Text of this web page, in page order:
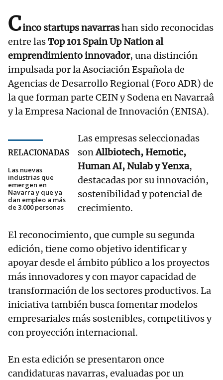
Cinco startups navarrashan sido reconocidas
entre lasTop 101 Spain Up Nation al
emprendimiento innovador, una distinción
impulsada por la Asociación Española de
Agencias de Desarrollo Regional (Foro ADR) de
la que forman parte CEIN y Sodena en Navarraâ
y la Empresa Nacional de Innovación (ENISA).
RELACIONADAS
Las nuevas
industrias que
emergen en
Navarra y que ya
dan empleo a más
de 3.000 personas
Las empresas seleccionadas
sonAllbiotech, Hemotic,
Human AI, Nulab y Yenxa,
destacadas por su innovación,
sostenibilidad y potencial de
crecimiento.
El reconocimiento, que cumple su segunda
edición, tiene como objetivo identificar y
apoyar desde el ámbito público a los proyectos
más innovadores y con mayor capacidad de
transformación de los sectores productivos. La
iniciativa también busca fomentar modelos
empresariales más sostenibles, competitivos y
con proyección internacional.
En esta edición se presentaron once
candidaturas navarras, evaluadas por un